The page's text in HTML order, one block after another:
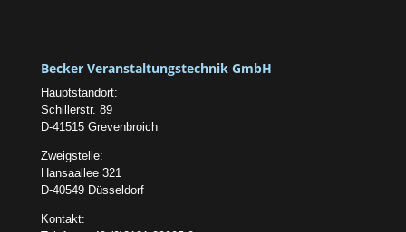
Becker Veranstaltungstechnik GmbH
Hauptstandort:
Schillerstr. 89
D-41515 Grevenbroich
Zweigstelle:
Hansaallee 321
D-40549 Düsseldorf
Kontakt: